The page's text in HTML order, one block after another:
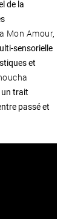
de la
Mon Amour,
sensorielle
et
un trait
passé et